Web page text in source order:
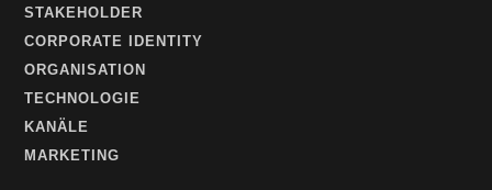
STAKEHOLDER
CORPORATE IDENTITY
ORGANISATION
TECHNOLOGIE
KANÄLE
MARKETING